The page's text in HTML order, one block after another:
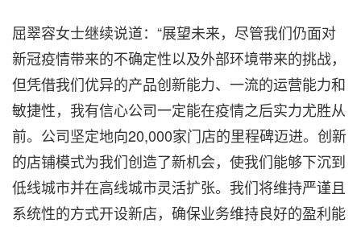
屈翠容女士继续说道：“展望未来，尽管我们仍面对
新冠疫情带来的不确定性以及外部环境带来的挑战，
但凭借我们优异的产品创新能力、一流的运营能力和
敏捷性，我有信心公司一定能在疫情之后实力尤胜从
前。公司坚定地向20,000家门店的里程碑迈进。创新
的店铺模式为我们创造了新机会，使我们能够下沉到
低线城市并在高线城市灵活扩张。我们将维持严谨且
系统性的方式开设新店，确保业务维持良好的盈利能